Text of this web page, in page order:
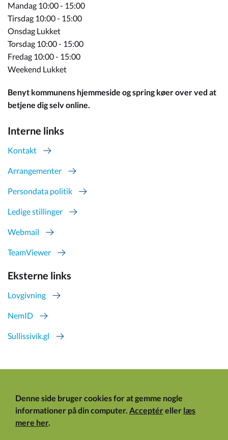
Mandag 10:00 - 15:00
Tirsdag 10:00 - 15:00
Onsdag Lukket
Torsdag 10:00 - 15:00
Fredag 10:00 - 15:00
Weekend Lukket
Benyt kommunens hjemmeside og spring køer over ved at
betjene dig selv online.
Interne links
Kontakt
Arrangementer
Persondata politik
Ledige stillinger
Webmail
TeamViewer
Eksterne links
Lovgivning
NemID
Sullissivik.gl
Denne side bruger cookies for at gemme nogle
informationer på din computer. Acceptéreller læs
mere her.